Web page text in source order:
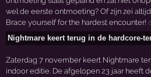
wel de eerste ontmoeting? Of zijn zei
Brace yourself for the hardest encounter!6
Nightmare keert terug in de hardcore-
Zaterdag 7 november keert Nightmare
indoor editie. De afgelopen 23 jaar heeft